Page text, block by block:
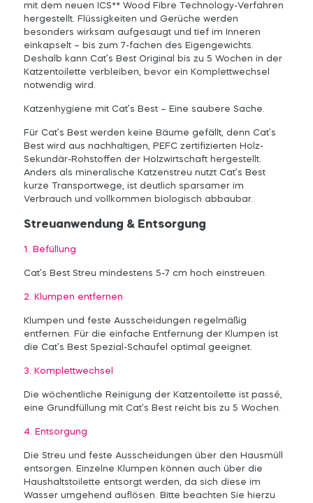
mit dem neuen ICS** Wood Fibre Technology-Verfahren
hergestellt. Flüssigkeiten und Gerüche werden
besonders wirksam aufgesaugt und tief im Inneren
einkapselt – bis zum 7-fachen des Eigengewichts.
Deshalb kann Cat’s Best Original bis zu 5 Wochen in der
Katzentoilette verbleiben, bevor ein Komplettwechsel
notwendig wird.
Katzenhygiene mit Cat’s Best – Eine saubere Sache.
Für Cat’s Best werden keine Bäume gefällt, denn Cat’s
Best wird aus nachhaltigen, PEFC zertifizierten Holz-
Sekundär-Rohstoffen der Holzwirtschaft hergestellt.
Anders als mineralische Katzenstreu nutzt Cat’s Best
kurze Transportwege, ist deutlich sparsamer im
Verbrauch und vollkommen biologisch abbaubar.
Streuanwendung & Entsorgung
1. Befüllung
Cat’s Best Streu mindestens 5-7 cm hoch einstreuen.
2. Klumpen entfernen
Klumpen und feste Ausscheidungen regelmäßig
entfernen. Für die einfache Entfernung der Klumpen ist
die Cat’s Best Spezial-Schaufel optimal geeignet.
3. Komplettwechsel
Die wöchentliche Reinigung der Katzentoilette ist passé,
eine Grundfüllung mit Cat’s Best reicht bis zu 5 Wochen.
4. Entsorgung
Die Streu und feste Ausscheidungen über den Hausmüll
entsorgen. Einzelne Klumpen können auch über die
Haushaltstoilette entsorgt werden, da sich diese im
Wasser umgehend auflösen. Bitte beachten Sie hierzu